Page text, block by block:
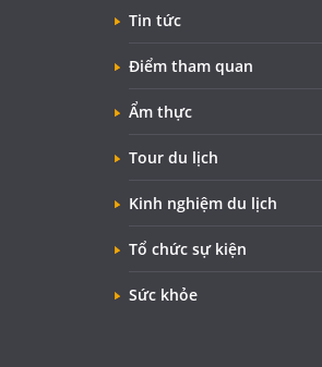
Tin tức
Điểm tham quan
Ẩm thực
Tour du lịch
Kinh nghiệm du lịch
Tổ chức sự kiện
Sức khỏe